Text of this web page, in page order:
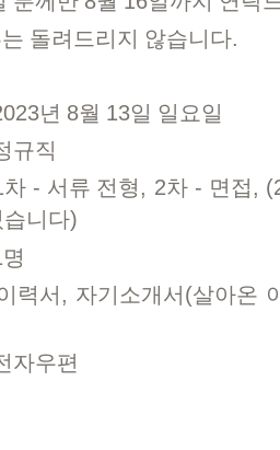
돌려드리지 않습니다.
년 8월 13일 일요일
규직
차- 서류 전형 , 2차- 면접 ,
습니다)
명
력서 , 자기소개서 (살아온
자우편